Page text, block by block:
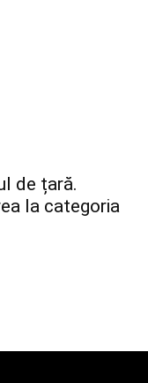
de țară.
la categoria